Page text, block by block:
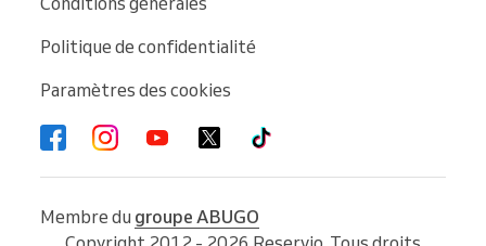
Politique de confidentialité
Paramètres des cookies
Membre du groupe ABUGO